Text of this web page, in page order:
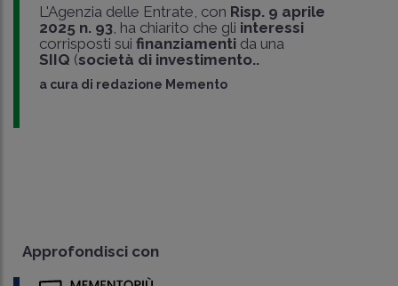
L'Agenzia delle Entrate, con Risp. 9 aprile
2025 n. 93, ha chiarito che gli interessi
corrisposti sui finanziamentida una
SIIQ (società di investimento..
a cura di redazione Memento
Approfondisci con